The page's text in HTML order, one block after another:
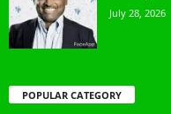
July 28, 2026
POPULAR CATEGORY